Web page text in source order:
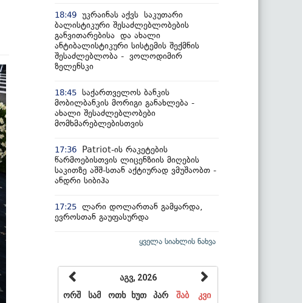
18:49 უკრაინას აქვს საკუთარი
ბალისტიკური შესაძლებლობების
განვითარებისა და ახალი
ანტიბალისტიკური სისტემის შექმნის
შესაძლებლობა - ვოლოდიმირ
ზელენსკი
18:45 საქართველოს ბანკის
მობილბანკის მორიგი განახლება -
ახალი შესაძლებლობები
მომხმარებლებისთვის
17:36
Patriot-ის რაკეტების
წარმოებისთვის ლიცენზიის მიღების
საკითზე აშშ-სთან აქტიურად ვმუშაობთ -
ანდრი სიბიჰა
17:25 ლარი დოლართან გამყარდა,
ევროსთან გაუფასურდა
ყველა სიახლის ნახვა
აგვ, 2026
ორშ
სამ ოთხ ხუთ პარ შაბ
კვი